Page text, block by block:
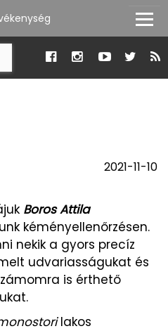
2021-11-10
Boros Attila
kéményellenőrzésen.
nekik a gyors precíz
udvariasságukat és
is érthető
lakos